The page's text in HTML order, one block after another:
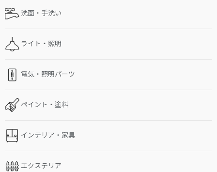
洗面・手洗い
ライト・照明
電気・照明パーツ
ペイント・塗料
インテリア・家具
エクステリア